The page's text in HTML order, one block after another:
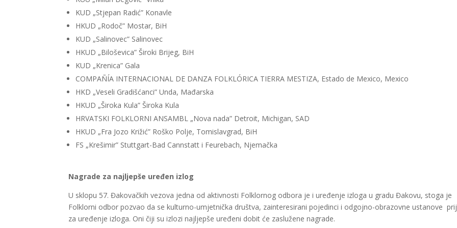
KUD „Stjepan Radić” Konavle
HKUD „Rodoč” Mostar, BiH
KUD „Salinovec” Salinovec
HKUD „Biloševica” Široki Brijeg, BiH
KUD „Krenica” Gala
COMPAÑÍA INTERNACIONAL DE DANZA FOLKLÓRICA TIERRA MESTIZA, Estado de Mexico, Mexico
HKD „Veseli Gradišćanci” Unda, Mađarska
HKUD „Široka Kula” Široka Kula
HRVATSKI FOLKLORNI ANSAMBL „Nova nada” Detroit, Michigan, SAD
HKUD „Fra Jozo Križić” Roško Polje, Tomislavgrad, BiH
FS „Krešimir” Stuttgart-Bad Cannstatt i Feurebach, Njemačka
Nagrade za najljepše uređen izlog
U sklopu 57. Đakovačkih vezova jedna od aktivnosti Folklornog odbora je i uređenje izloga u gradu Đakovu, stoga je
Folklorni odbor pozvao da se kulturno-umjetnička društva, zainteresirani pojedinci i odgojno-obrazovne ustanove
za uređenje izloga. Oni čiji su izlozi najljepše uređeni dobit će zaslužene nagrade.